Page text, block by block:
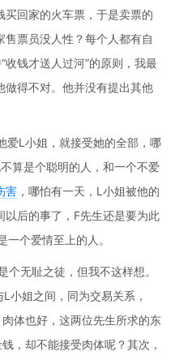
买回家的火车票，于是卖票的
售票员没人性？每个人都有自
钱才送人过河”的原则，我最
做得不对。他并没有提出其他
爱L小姐，就接受她的全部，哪
算是个聪明的人，和一个不爱
害 ，哪怕有一天，L小姐被他的
后的事了，F先生还是要为此
个爱情至上的人。
个无耻之徒，但我不这样想。
小姐之间，同为交易关系，
体也好，这两位先生所求的东
，却不能接受肉体呢？其次，